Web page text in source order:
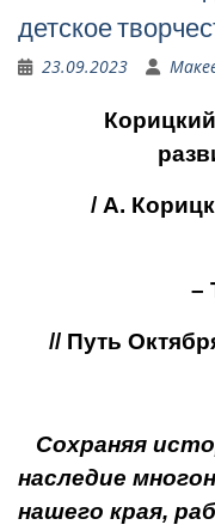
детское
23.09.2023
/ А.
–
// Путь
Сохраняя
наследие
нашего края,